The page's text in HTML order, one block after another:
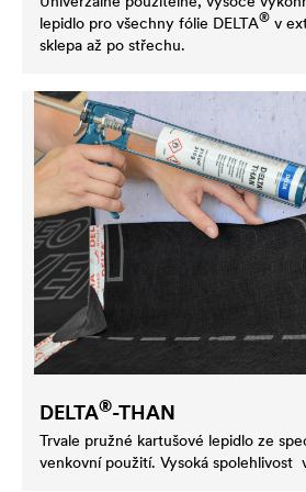
lepidlo pro všechny fólie DELTA® v
sklepa až po střechu.
DELTA®-THAN
Trvale pružné kartušové lepidlo ze
venkovní použití. Vysoká spolehlivost